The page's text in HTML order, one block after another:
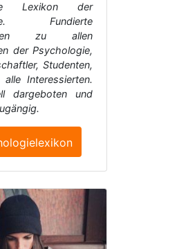
Lexikon der
Fundierte
zu allen
der Psychologie,
Studenten,
Interessierten.
dargeboten und